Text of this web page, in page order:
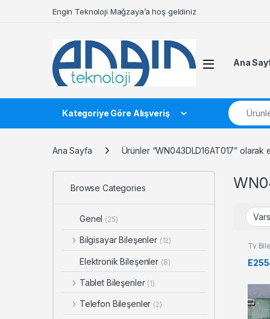
Engin Teknoloji Mağzaya’a hoş geldiniz
Ana
Kategoriye Göre Alışveriş
Search for:
Ana Sayfa Ürünler “WN043DLD16AT017” olarak
Tv
Browse Categories
Genel (25)
Bilgisayar Bileşenler (12)
Elektronik Bileşenler (8)
Tablet Bileşenler (1)
Telefon Bileşenler (2)